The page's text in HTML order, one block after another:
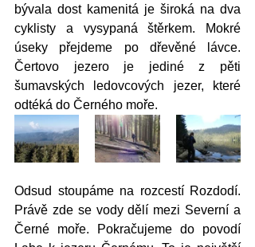
bývala dost kamenitá je široká na dva
cyklisty a vysypaná štěrkem. Mokré
úseky přejdeme po dřevěné lávce.
Čertovo jezero je jediné z pěti
šumavských ledovcových jezer, které
odtéká do Černého moře.
Odsud stoupáme na rozcestí Rozdodí.
Právě zde se vody dělí mezi Severní a
Černé moře. Pokračujeme do povodí